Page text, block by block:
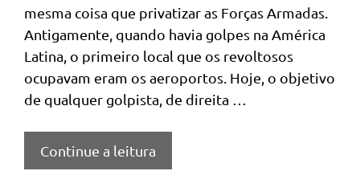
mesma coisa que privatizar as Forças Armadas.
Antigamente, quando havia golpes na América
Latina, o primeiro local que os revoltosos
ocupavam eram os aeroportos. Hoje, o objetivo
de qualquer golpista, de direita …
Continue a leitura